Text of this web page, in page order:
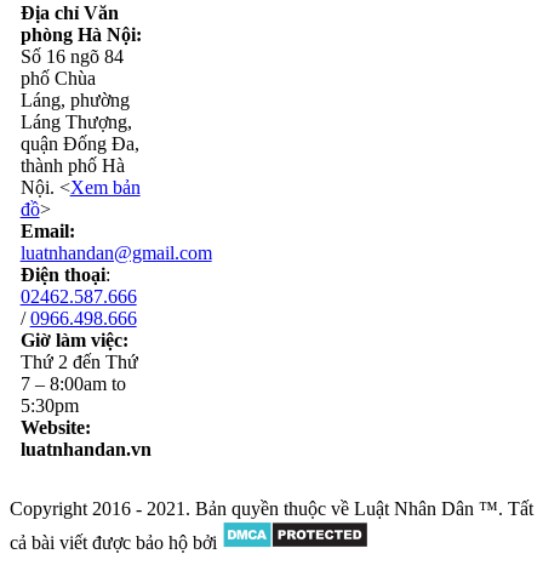
Địa chỉ Văn
phòng Hà Nội:
Số 16 ngõ 84
phố Chùa
Láng, phường
Láng Thượng,
quận Đống Đa,
thành phố Hà
Nội. <Xem bản
đồ>
Email:
luatnhandan@gmail.com
Điện thoại:
02462.587.666
/0966.498.666
Giờ làm việc:
Thứ 2 đến Thứ
7 – 8:00am to
5:30pm
Website:
luatnhandan.vn
Copyright 2016 - 2021. Bản quyền thuộc về Luật Nhân Dân ™. Tất
cả bài viết được bảo hộ bởi